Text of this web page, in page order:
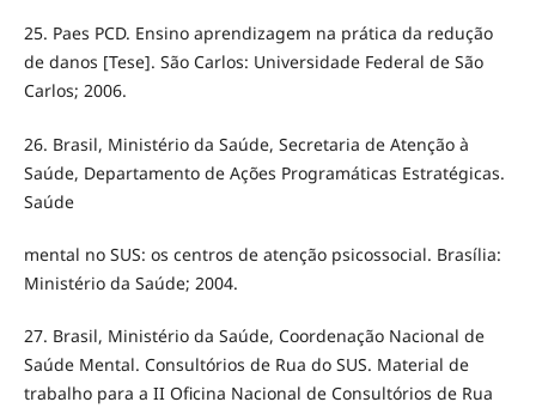
25. Paes PCD. Ensino aprendizagem na prática da redução
de danos [Tese]. São Carlos: Universidade Federal de São
Carlos; 2006.
26. Brasil, Ministério da Saúde, Secretaria de Atenção à
Saúde, Departamento de Ações Programáticas Estratégicas.
Saúde
mental no SUS: os centros de atenção psicossocial. Brasília:
Ministério da Saúde; 2004.
27. Brasil, Ministério da Saúde, Coordenação Nacional de
Saúde Mental. Consultórios de Rua do SUS. Material de
trabalho para a II Oficina Nacional de Consultórios de Rua